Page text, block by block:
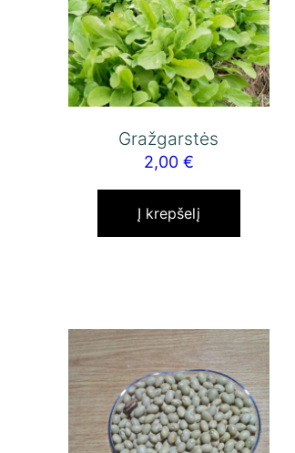
Gražgarstės
2,00 €
Į krepšelį